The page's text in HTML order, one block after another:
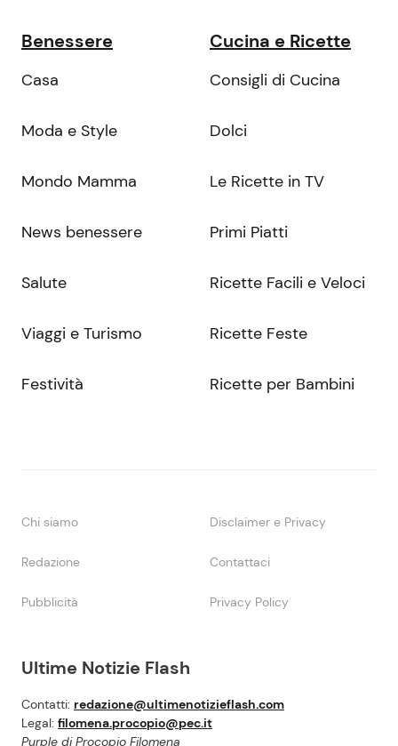
Ultime Notizie Flash
Contatti: redazione@ultimenotizieflash.com
Legal: filomena.procopio@pec.it
Purple di Procopio Filomena
Benessere
Casa
Moda e Style
Mondo Mamma
News benessere
Salute
Viaggi e Turismo
Festività
Cucina e Ricette
Consigli di Cucina
Dolci
Le Ricette in TV
Primi Piatti
Ricette Facili e Veloci
Ricette Feste
Ricette per Bambini
Chi siamo Disclaimer e Privacy
Redazione Contattaci
Pubblicità Privacy Policy